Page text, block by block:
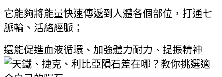
它能夠將能量快速傳遞到人體各個部位，打通七
脈輪、活絡經脈；
還能促進血液循環、加強體力耐力、提振精神